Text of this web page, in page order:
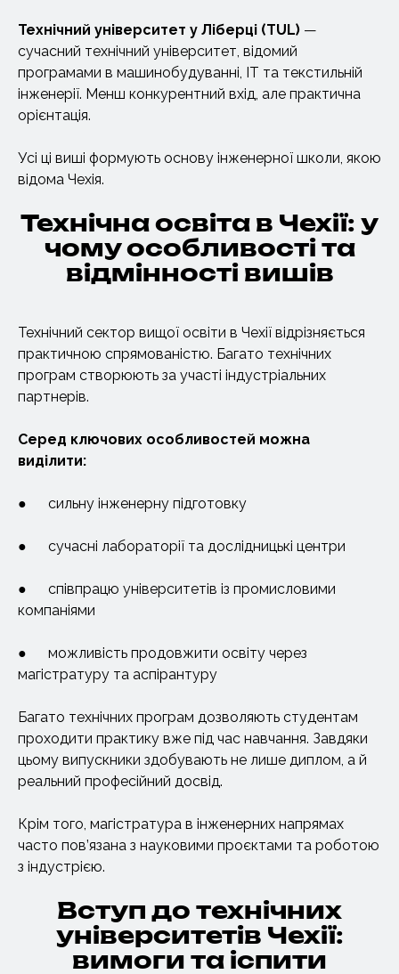
Технічний університет у Ліберці (TUL) —
сучасний технічний університет, відомий
програмами в машинобудуванні, IT та текстильній
інженерії. Менш конкурентний вхід, але практична
орієнтація.
Усі ці виші формують основу інженерної школи, якою
відома Чехія.
Технічна освіта в Чехії: у
чому особливості та
відмінності вишів
Технічний сектор вищої освіти в Чехії відрізняється
практичною спрямованістю. Багато технічних
програм створюють за участі індустріальних
партнерів.
Серед ключових особливостей можна
виділити:
● сильну інженерну підготовку
● сучасні лабораторії та дослідницькі центри
● співпрацю університетів із промисловими
компаніями
● можливість продовжити освіту через
магістратуру та аспірантуру
Багато технічних програм дозволяють студентам
проходити практику вже під час навчання. Завдяки
цьому випускники здобувають не лише диплом, а й
реальний професійний досвід.
Крім того, магістратура в інженерних напрямах
часто пов’язана з науковими проєктами та роботою
з індустрією.
Вступ до технічних
університетів Чехії:
вимоги та іспити